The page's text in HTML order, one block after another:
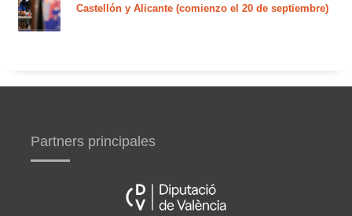
Castellón y Alicante (comienzo el 20 de septiembre)
Partners principales